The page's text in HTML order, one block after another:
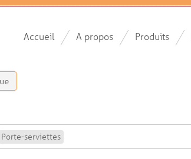
Accueil A propos Produits
Porte-serviettes